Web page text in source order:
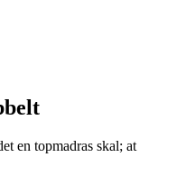
en topmadras skal; at